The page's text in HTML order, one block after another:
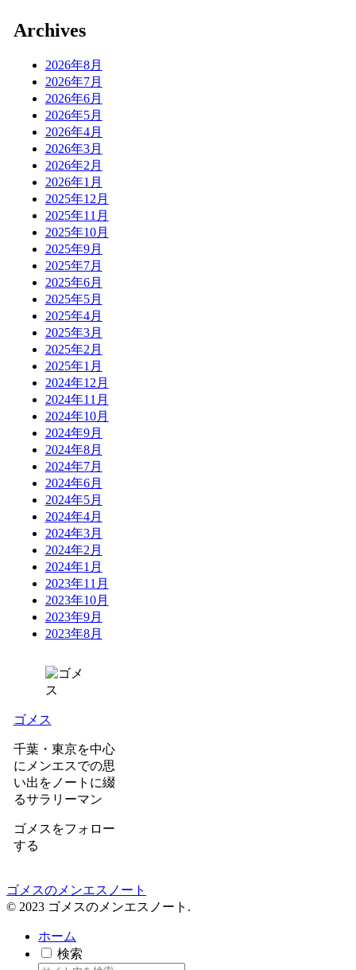
Archives
2026年8月
2026年7月
2026年6月
2026年5月
2026年4月
2026年3月
2026年2月
2026年1月
2025年12月
2025年11月
2025年10月
2025年9月
2025年7月
2025年6月
2025年5月
2025年4月
2025年3月
2025年2月
2025年1月
2024年12月
2024年11月
2024年10月
2024年9月
2024年8月
2024年7月
2024年6月
2024年5月
2024年4月
2024年3月
2024年2月
2024年1月
2023年11月
2023年10月
2023年9月
2023年8月
ゴメス
千葉・東京を中心
にメンエスでの思
い出をノートに綴
るサラリーマン
ゴメスをフォロー
する
ゴメスのメンエスノート
© 2023 ゴメスのメンエスノート.
ホーム
検索